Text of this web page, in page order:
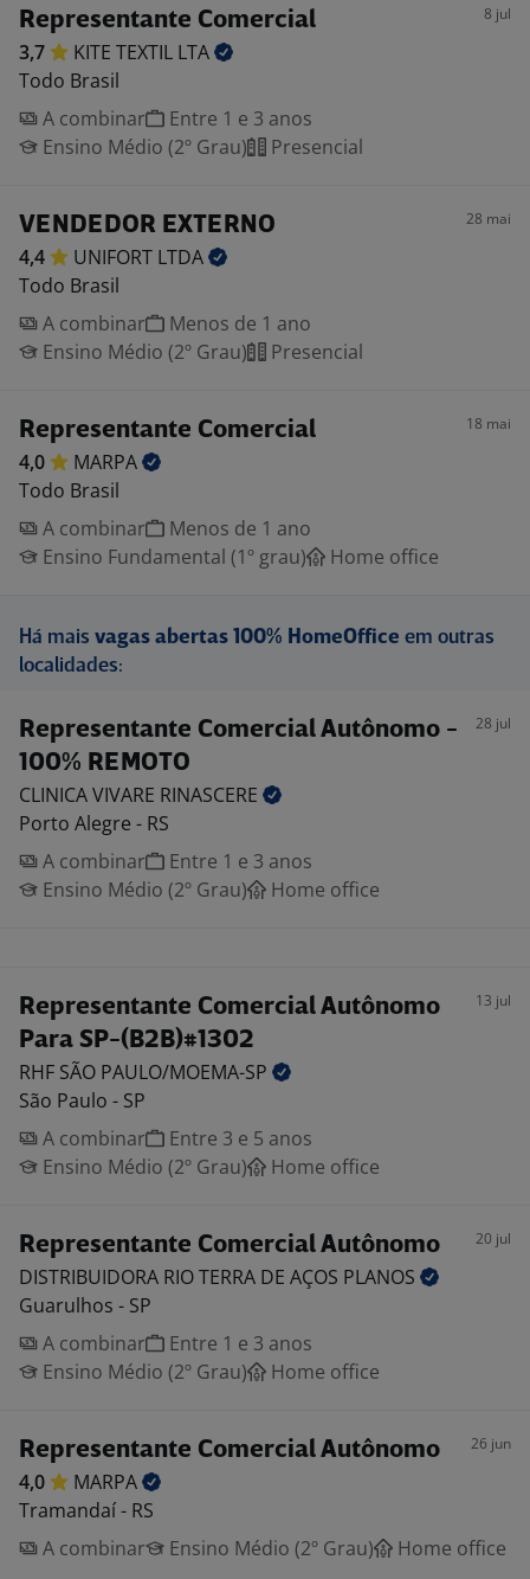
Representante Comercial 8 jul
3,7 KITE TEXTIL LTA
Todo Brasil
A combinar
Entre 1 e 3 anos
Ensino Médio (2º Grau)
Presencial
VENDEDOR EXTERNO 28 mai
4,4 UNIFORT LTDA
Todo Brasil
A combinar
Menos de 1 ano
Ensino Médio (2º Grau)
Presencial
Representante Comercial 18 mai
4,0
MARPA
Todo Brasil
A combinar
Menos de 1 ano
Ensino Fundamental (1º grau)
Home office
Há mais vagas abertas 100% HomeOffice em outras
localidades:
Representante Comercial Autônomo -
100% REMOTO
28 jul
CLINICA VIVARE RINASCERE
Porto Alegre - RS
A combinar
Entre 1 e 3 anos
Ensino Médio (2º Grau)
Home office
Representante Comercial Autônomo
Para SP-(B2B)#1302
13 jul
RHF SÃO PAULO/MOEMA-SP
São Paulo - SP
A combinar
Entre 3 e 5 anos
Ensino Médio (2º Grau)
Home office
Representante Comercial Autônomo 20 jul
DISTRIBUIDORA RIO TERRA DE AÇOS PLANOS
Guarulhos - SP
A combinar
Entre 1 e 3 anos
Ensino Médio (2º Grau)
Home office
Representante Comercial Autônomo 26 jun
4,0
MARPA
Tramandaí - RS
A combinar
Ensino Médio (2º Grau) Home office